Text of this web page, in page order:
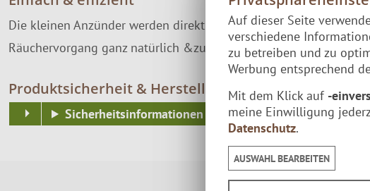
Die kleinen Anzünder werden direkt ins Räuchermehl gesteckt
Räuchervorgang ganz natürlich &zuverlässig, egal ob im Garten,
Produktsicherheit & Herstellerkontakt
Sicherheitsinformationen & Hinweise zur Verwendung
Auf dieser Seite
verschiedene
zu betreiben und zu
Werbung entsprechend
Mit dem Klick auf -
meine Einwilligung
Datenschutz.
AUSWAHL BEARBEITEN